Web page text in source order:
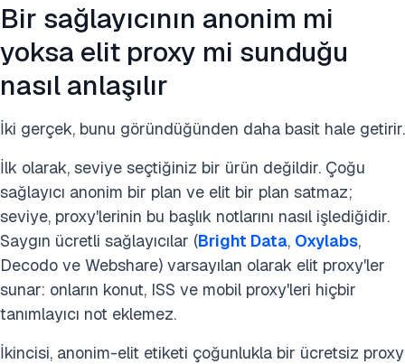
Bir sağlayıcının anonim mi
yoksa elit proxy mi sunduğu
nasıl anlaşılır
İki gerçek, bunu göründüğünden daha basit hale getirir.
İlk olarak, seviye seçtiğiniz bir ürün değildir. Çoğu
sağlayıcı anonim bir plan ve elit bir plan satmaz;
seviye, proxy'lerinin bu başlık notlarını nasıl işlediğidir.
Saygın ücretli sağlayıcılar (Bright Data, Oxylabs,
Decodo ve Webshare) varsayılan olarak elit proxy'ler
sunar: onların konut, ISS ve mobil proxy'leri hiçbir
tanımlayıcı not eklemez.
İkincisi, anonim-elit etiketi çoğunlukla bir ücretsiz proxy